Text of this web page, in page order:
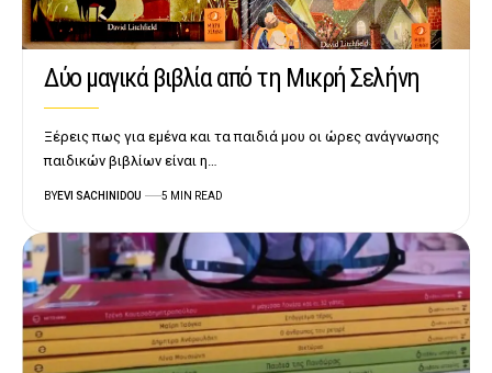
Δύο μαγικά βιβλία από τη Μικρή Σελήνη
Ξέρεις πως για εμένα και τα παιδιά μου οι ώρες ανάγνωσης
παιδικών βιβλίων είναι η…
BYEVI SACHINIDOU 5 MIN READ